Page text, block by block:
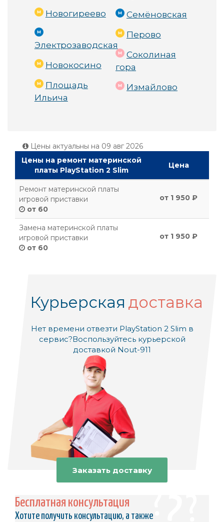
Новогиреево
Электрозаводская
Новокосино
Площадь
Ильича
Семёновская
Перово
Соколиная
гора
Измайлово
Цены актуальны на 09 авг 2026
Цены на ремонт материнской
платы PlayStation 2 Slim
Цена
Ремонт материнской платы
игровой приставки
от 60
от 1 950 ₽
Замена материнской платы
игровой приставки
от 60
от 1 950 ₽
Курьерская доставка
Нет времени отвезти PlayStation 2 Slim в
сервис?Воспользуйтесь курьерской
доставкой Nout-911
Заказать доставку
Бесплатная консультация
Хотите получить консультацию, а также